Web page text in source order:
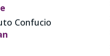
Confucio